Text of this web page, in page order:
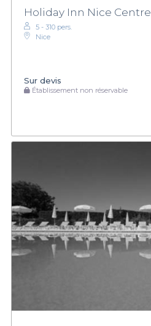
Holiday Inn Nice Centre
5 - 310 pers.
Nice
Sur devis
Établissement non réservable